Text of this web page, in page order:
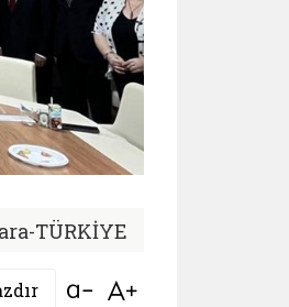
TÜRKİYE
Bağlantıyı aç